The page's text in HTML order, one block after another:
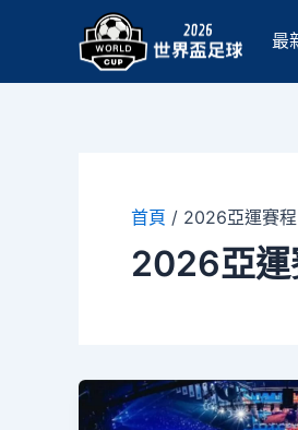
最
首頁 / 2026亞運賽程
2026亞運